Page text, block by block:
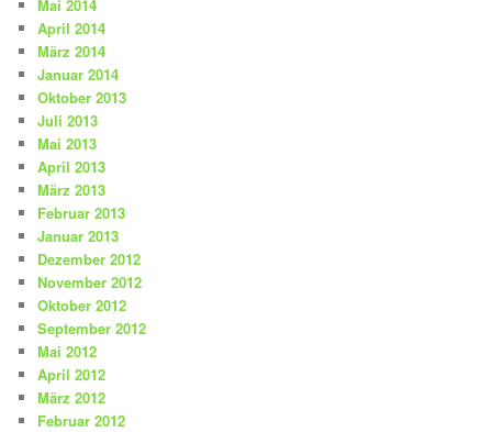
Mai 2014
April 2014
März 2014
Januar 2014
Oktober 2013
Juli 2013
Mai 2013
April 2013
März 2013
Februar 2013
Januar 2013
Dezember 2012
November 2012
Oktober 2012
September 2012
Mai 2012
April 2012
März 2012
Februar 2012